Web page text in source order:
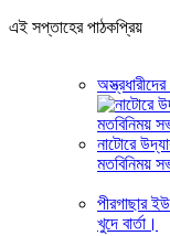
এই সপ্তাহের পাঠকপ্রিয়
নাটোরে
মতবিনিময়
পীরগাছার
খুদে বার্তা।